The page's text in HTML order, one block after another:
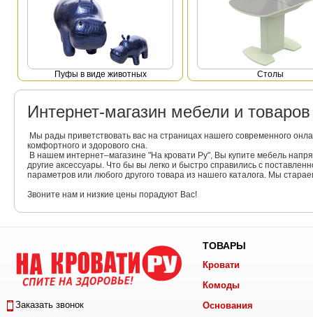
Пуфы в виде животных Столы
Интернет-магазин мебели и
Мы рады приветствовать вас на страницах нашего современного
комфортного и здорового сна.
В нашем интернет–магазине "На кровати Ру", Вы купите мебель
другие аксессуары. Что бы вы легко и быстро справились с
параметров или любого другого товара из нашего каталога. Мы
Звоните нам и низкие цены порадуют Вас!
Заказать звонок
ТОВАРЫ
Кровати
Комоды
Основания